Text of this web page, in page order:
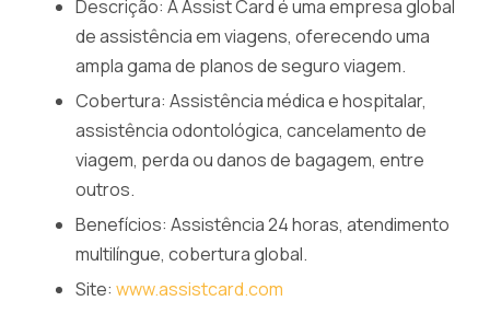
Descrição: A Assist Card é uma empresa global
de assistência em viagens, oferecendo uma
ampla gama de planos de seguro viagem.
Cobertura: Assistência médica e hospitalar,
assistência odontológica, cancelamento de
viagem, perda ou danos de bagagem, entre
outros.
Benefícios: Assistência 24 horas, atendimento
multilíngue, cobertura global.
Site: www.assistcard.com